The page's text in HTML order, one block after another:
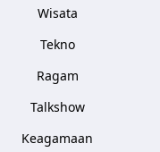
Wisata
Tekno
Ragam
Talkshow
Keagamaan